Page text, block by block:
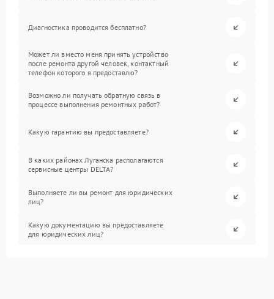
Диагностика проводится бесплатно?
Может ли вместо меня принять устройство
после ремонта другой человек, контактный
телефон которого я предоставлю?
Возможно ли получать обратную связь в
процессе выполнения ремонтных работ?
Какую гарантию вы предоставляете?
В каких районах Луганска располагаются
сервисные центры DELTA?
Выполняете ли вы ремонт для юридических
лиц?
Какую документацию вы предоставляете
для юридических лиц?